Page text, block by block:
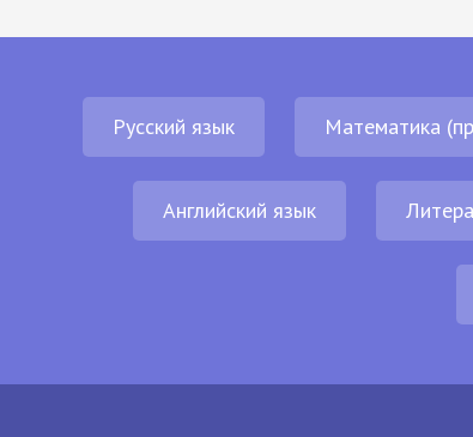
Русский язык Математика
Английский язык